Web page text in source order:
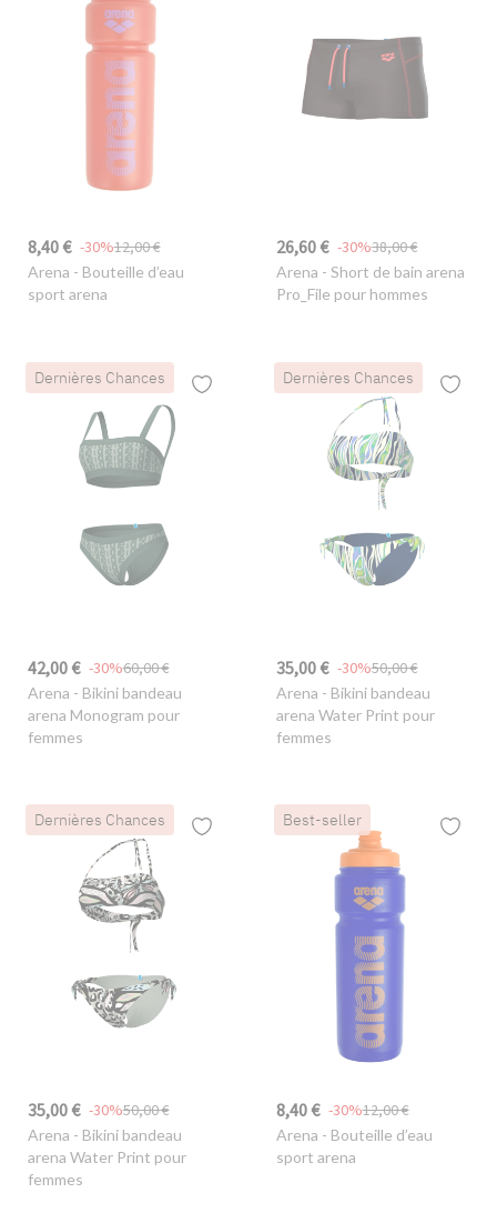
8,40 € 12,00 €
-30%
Arena - Bouteille d’eau
sport arena
26,60 € 38,00 €
-30%
Arena - Short de bain arena
Pro_File pour hommes
Dernières Chances
42,00 € 60,00 €
-30%
Arena - Bikini bandeau
arena Monogram pour
femmes
Dernières Chances
35,00 € 50,00 €
-30%
Arena - Bikini bandeau
arena Water Print pour
femmes
Dernières Chances
35,00 € 50,00 €
-30%
Arena - Bikini bandeau
arena Water Print pour
femmes
Best-seller
8,40 € 12,00 €
-30%
Arena - Bouteille d’eau
sport arena